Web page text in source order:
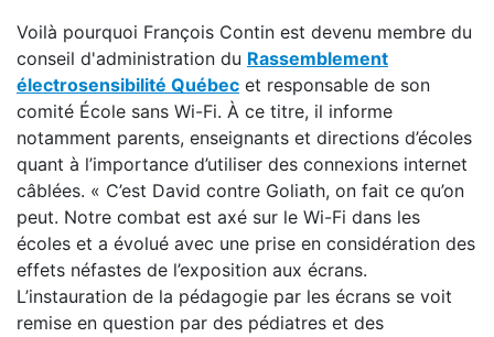
Voilà pourquoi François Contin est devenu membre du
conseil d'administration du Rassemblement
électrosensibilité Québec et responsable de son
comité École sans Wi-Fi. À ce titre, il informe
notamment parents, enseignants et directions d’écoles
quant à l’importance d’utiliser des connexions internet
câblées. « C’est David contre Goliath, on fait ce qu’on
peut. Notre combat est axé sur le Wi-Fi dans les
écoles et a évolué avec une prise en considération des
effets néfastes de l’exposition aux écrans.
L’instauration de la pédagogie par les écrans se voit
remise en question par des pédiatres et des